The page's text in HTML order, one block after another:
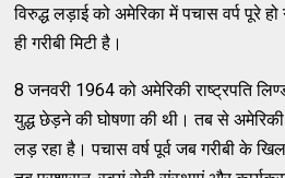
विरुद्ध लड़ाई को अमेरिका में पचास वर्प पूरे
ही गरीबी मिटी है।
8 जनवरी 1964 को अमेरिकी राष्ट्रपति
युद्ध छेड़ने की घोषणा की थी। तब से
लड़ रहा है। पचास वर्ष पूर्व जब गरीबी के